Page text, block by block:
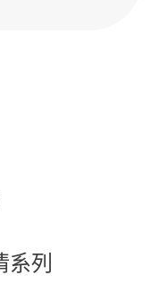
系列